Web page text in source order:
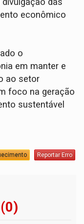
econômico
o
em manter e
ao setor
foco na geração
sustentável
Reportar Erro